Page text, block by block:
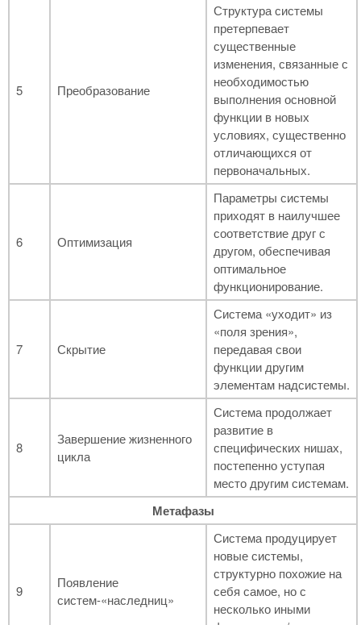
5 Преобразование
Структура системы
претерпевает
существенные
изменения, связанные с
необходимостью
выполнения основной
функции в новых
условиях, существенно
отличающихся от
первоначальных.
6 Оптимизация
Параметры системы
приходят в наилучшее
соответствие друг с
другом, обеспечивая
оптимальное
функционирование.
7 Скрытие
Система «уходит» из
«поля зрения»,
передавая свои
функции другим
элементам надсистемы.
8
Завершение жизненного
цикла
Система продолжает
развитие в
специфических нишах,
постепенно уступая
место другим системам.
Метафазы
9
Появление
систем-«наследниц»
Система продуцирует
новые системы,
структурно похожие на
себя самое, но с
несколько иными